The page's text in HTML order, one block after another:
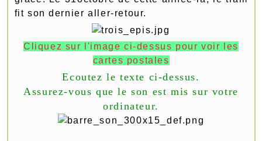
fit son dernier aller-retour.
Cliquez sur l'image ci-dessus pour voir les
cartes postales
Ecoutez le texte ci-dessus.
Assurez-vous que le son est mis sur votre
ordinateur.